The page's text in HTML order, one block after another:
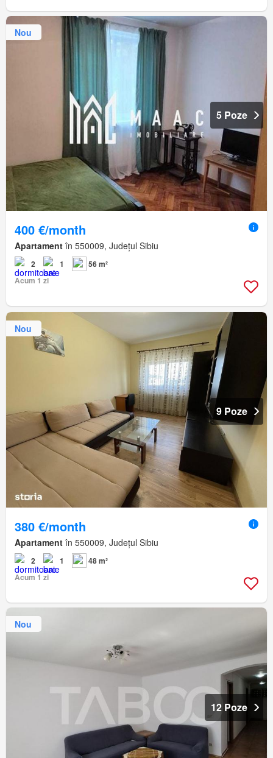
Nou
5 Poze
400 €/month
Apartament în 550009, Județul Sibiu
2 1
56 m²
Acum 1 zi
Nou
9 Poze
380 €/month
Apartament în 550009, Județul Sibiu
2 1
48 m²
Acum 1 zi
Nou
12 Poze